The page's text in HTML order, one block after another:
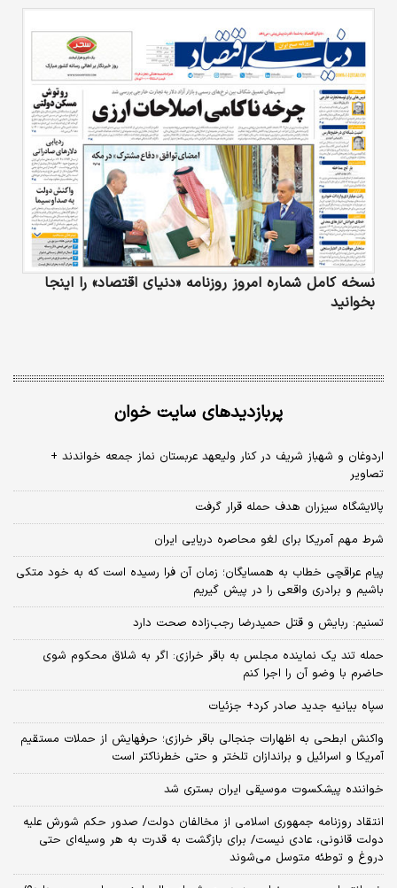
نسخه کامل شماره امروز روزنامه «دنیای‌ اقتصاد» را اینجا
بخوانید
پربازدیدهای سایت خوان
اردوغان و شهباز شریف در کنار ولیعهد عربستان نماز جمعه خواندند +
تصاویر
پالایشگاه سیزران هدف حمله قرار گرفت
شرط مهم آمریکا برای لغو محاصره دریایی ایران
پیام عراقچی خطاب به همسایگان؛ زمان آن فرا رسیده است که به خود متکی
باشیم و برادری واقعی را در پیش گیریم
تسنیم: ربایش و قتل حمیدرضا رجب‌زاده صحت دارد
حمله تند یک نماینده مجلس به باقر خرازی: اگر به شلاق محکوم شوی
حاضرم با وضو آن را اجرا کنم
سپاه بیانیه جدید صادر کرد+ جزئیات
واکنش ابطحی به اظهارات جنجالی باقر خرازی؛ حرفهایش از حملات مستقیم
آمریکا و اسرائیل و براندازان تلختر و حتی خطرناکتر است
خواننده پیشکسوت موسیقی ایران بستری شد
انتقاد روزنامه جمهوری اسلامی از مخالفان دولت/ صدور حکم شورش علیه
دولت قانونی، عادی نیست/ برای بازگشت به قدرت به هر وسیله‌ای حتی
دروغ و توطئه متوسل می‌شوند